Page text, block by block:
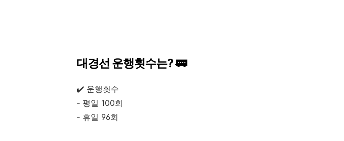
대경선 운행횟수는? 🚃
✔️ 운행횟수
- 평일 100회
- 휴일 96회